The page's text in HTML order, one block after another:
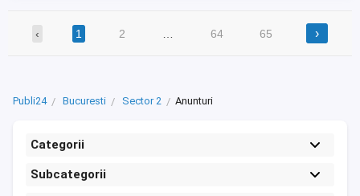
‹ 1 2 64 65 ›
Publi24 Bucuresti Sector 2 Anunturi
Categorii
Subcategorii